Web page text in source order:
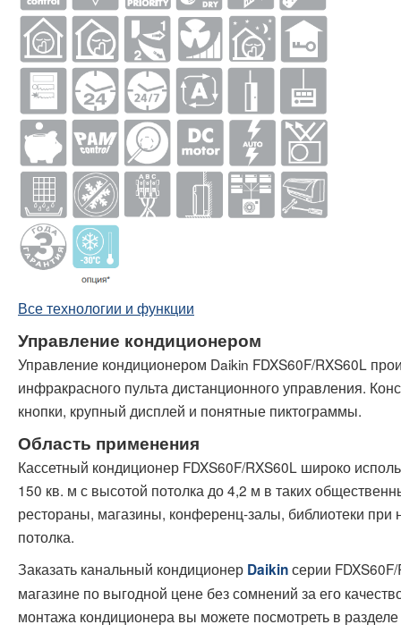
Все технологии и функции
Управление кондиционером
Управление кондиционером Daikin FDXS60F/RXS60L
инфракрасного пульта дистанционного управления.
кнопки, крупный дисплей и понятные пиктограммы.
Область применения
Кассетный кондиционер FDXS60F/RXS60L широко
150 кв. м с высотой потолка до 4,2 м в таких
рестораны, магазины, конференц-залы, библиотеки при
потолка.
Заказать канальный кондиционер Daikinсерии
магазине по выгодной цене без сомнений за его
монтажа кондиционера вы можете посмотреть в разделе